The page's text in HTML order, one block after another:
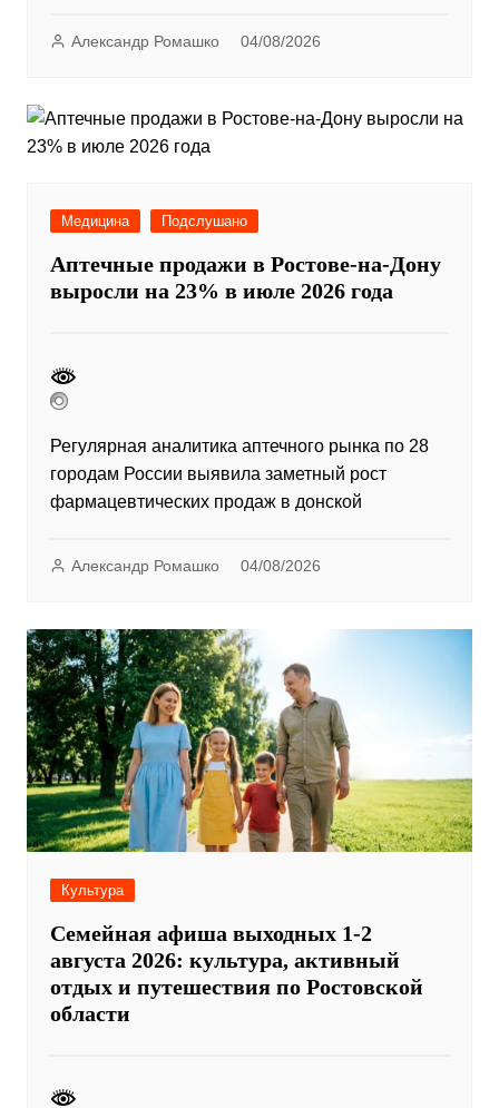
Александр Ромашко 04/08/2026
Медицина Подслушано
Аптечные продажи в Ростове-на-Дону
выросли на 23% в июле 2026 года
Регулярная аналитика аптечного рынка по 28
городам России выявила заметный рост
фармацевтических продаж в донской
Александр Ромашко 04/08/2026
Культура
Семейная афиша выходных 1-2
августа 2026: культура, активный
отдых и путешествия по Ростовской
области